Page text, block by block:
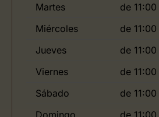
Martes
de
Miércoles
de
Jueves
de
Viernes
de
Sábado
de
Domingo
de